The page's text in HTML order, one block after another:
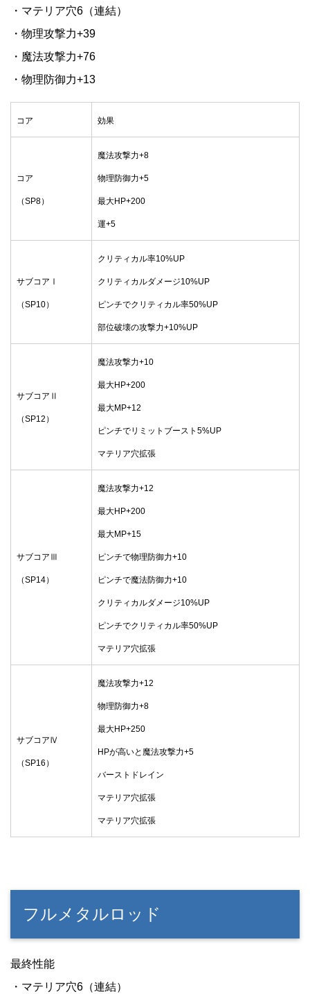
・マテリア穴6（連結）
・物理攻撃力+39
・魔法攻撃力+76
・物理防御力+13
コア 効果
コア
（SP8）
魔法攻撃力+8
物理防御力+5
最大HP+200
運+5
サブコアⅠ
（SP10）
クリティカル率10%UP
クリティカルダメージ10%UP
ピンチでクリティカル率50%UP
部位破壊の攻撃力+10%UP
サブコアⅡ
（SP12）
魔法攻撃力+10
最大HP+200
最大MP+12
ピンチでリミットブースト5%UP
マテリア穴拡張
サブコアⅢ
（SP14）
魔法攻撃力+12
最大HP+200
最大MP+15
ピンチで物理防御力+10
ピンチで魔法防御力+10
クリティカルダメージ10%UP
ピンチでクリティカル率50%UP
マテリア穴拡張
サブコアⅣ
（SP16）
魔法攻撃力+12
物理防御力+8
最大HP+250
HPが高いと魔法攻撃力+5
バーストドレイン
マテリア穴拡張
マテリア穴拡張
フルメタルロッド
最終性能
・マテリア穴6（連結）